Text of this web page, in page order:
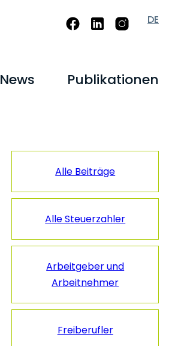
DE
News Publikationen
Alle Beiträge
Alle Steuerzahler
Arbeitgeber und
Arbeitnehmer
Freiberufler